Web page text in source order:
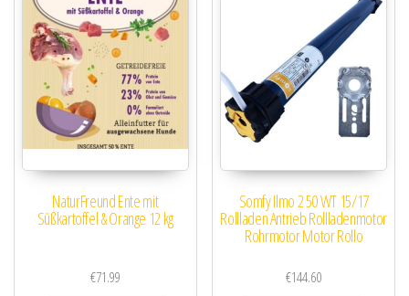
NaturFreund Ente mit
Süßkartoffel & Orange 12 kg
€71.99
Somfy Ilmo 2 50 WT 15/17
Rollladen Antrieb Rollladenmotor
Rohrmotor Motor Rollo
€144.60